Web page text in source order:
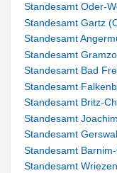
Standesamt Oder-
Standesamt Gartz
Standesamt
Standesamt
Standesamt Bad
Standesamt
Standesamt Britz-
Standesamt
Standesamt
Standesamt
Standesamt